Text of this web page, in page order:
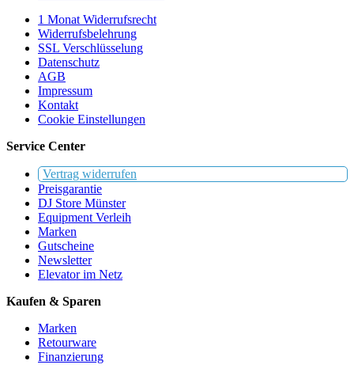
1 Monat Widerrufsrecht
Widerrufsbelehrung
SSL Verschlüsselung
Datenschutz
AGB
Impressum
Kontakt
Cookie Einstellungen
Service Center
Vertrag widerrufen
Preisgarantie
DJ Store Münster
Equipment Verleih
Marken
Gutscheine
Newsletter
Elevator im Netz
Kaufen & Sparen
Marken
Retourware
Finanzierung